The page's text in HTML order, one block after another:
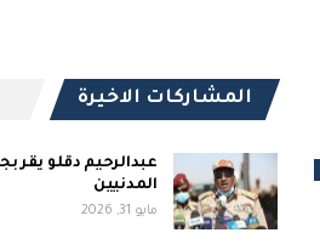
المشاركات الاخيرة
عبدالرحيم دقلو يقر
المدنيين
مايو 31, 2026